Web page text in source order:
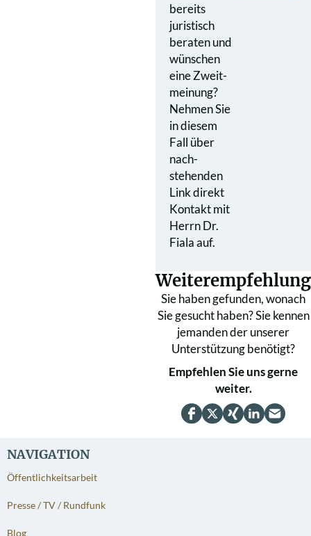
NAVIGATION
Öffentlichkeitsarbeit
Presse / TV / Rundfunk
Blog
bereits
juristisch
beraten und
wünschen
eine Zweit­
meinung?
Nehmen Sie
in diesem
Fall über
nach­
stehenden
Link direkt
Kontakt mit
Herrn Dr.
Fiala auf.
Weiterempfehlung
Sie haben gefunden, wonach
Sie gesucht haben? Sie kennen
jemanden der unserer
Unterstützung benötigt?
Empfehlen Sie uns gerne
weiter.